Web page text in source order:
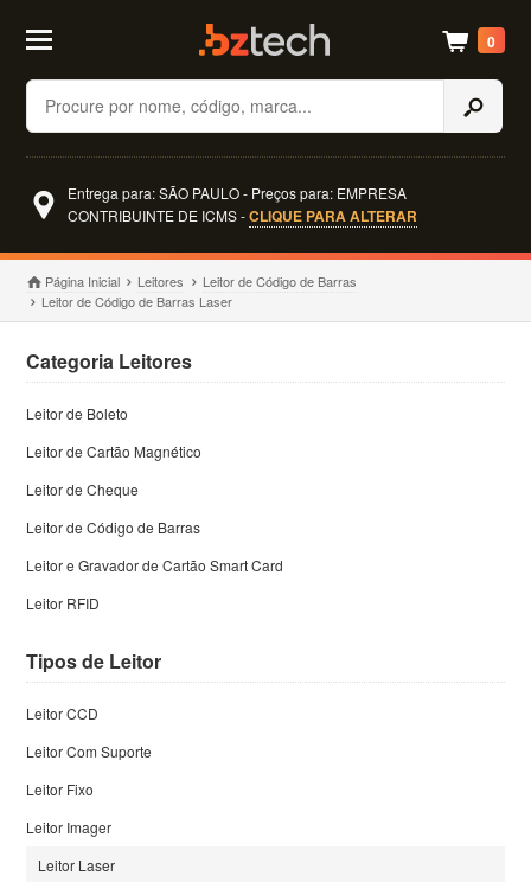
Buscar
0
Entrega para: SÃO PAULO - Preços para: EMPRESA
CONTRIBUINTE DE ICMS -CLIQUE PARA ALTERAR
Página Inicial Leitores
Leitor de Código de Barras
Leitor de Código de Barras Laser
Categoria Leitores
Leitor de Boleto
Leitor de Cartão Magnético
Leitor de Cheque
Leitor de Código de Barras
Leitor e Gravador de Cartão Smart Card
Leitor RFID
Tipos de Leitor
Leitor CCD
Leitor Com Suporte
Leitor Fixo
Leitor Imager
Leitor Laser